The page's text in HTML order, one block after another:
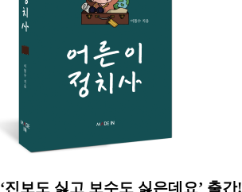
‘진보도 싫고 보수도 싫은데요’ 출간!